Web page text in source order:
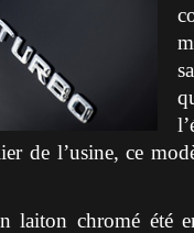
de l’usine, ce
laiton chromé été